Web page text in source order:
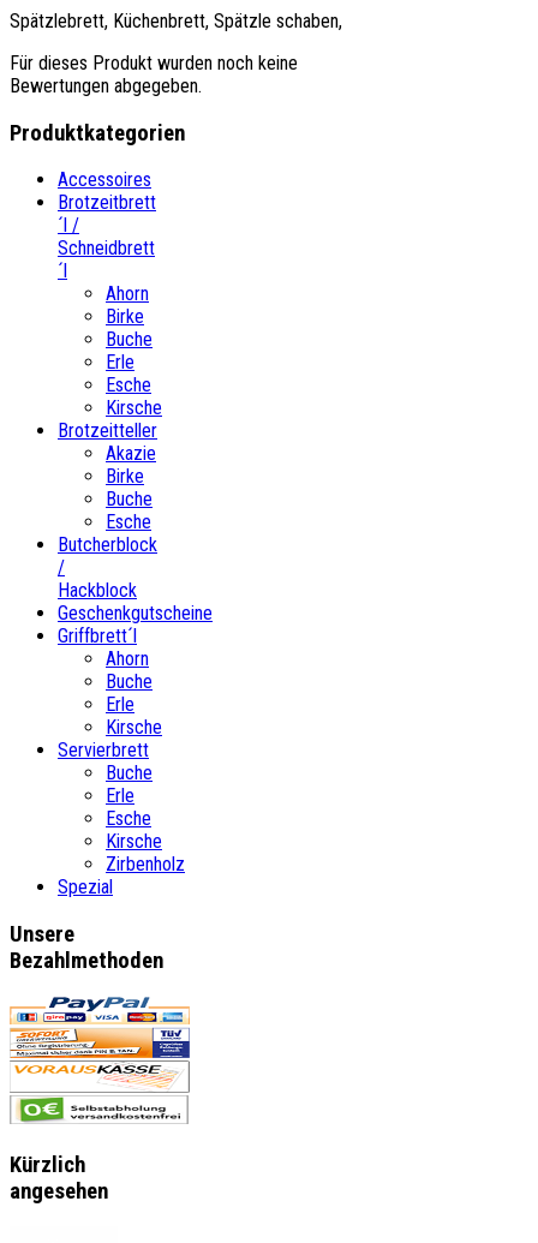
Spätzlebrett, Küchenbrett, Spätzle schaben,
Für dieses Produkt wurden noch keine
Bewertungen abgegeben.
Produktkategorien
Accessoires
Brotzeitbrett
´l /
Schneidbrett
´l
Ahorn
Birke
Buche
Erle
Esche
Kirsche
Brotzeitteller
Akazie
Birke
Buche
Esche
Butcherblock
/
Hackblock
Geschenkgutscheine
Griffbrett´l
Ahorn
Buche
Erle
Kirsche
Servierbrett
Buche
Erle
Esche
Kirsche
Zirbenholz
Spezial
Unsere
Bezahlmethoden
Kürzlich
angesehen